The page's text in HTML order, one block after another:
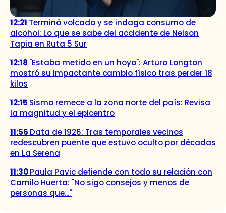
12:21 Terminó volcado y se indaga consumo de
alcohol: Lo que se sabe del accidente de Nelson
Tapia en Ruta 5 Sur
12:18 "Estaba metido en un hoyo": Arturo Longton
mostró su impactante cambio físico tras perder 18
kilos
12:15 Sismo remece a la zona norte del país: Revisa
la magnitud y el epicentro
11:56 Data de 1926: Tras temporales vecinos
redescubren puente que estuvo oculto por décadas
en La Serena
11:30Paula Pavic defiende con todo su relación con
Camilo Huerta: "No sigo consejos y menos de
personas que..."